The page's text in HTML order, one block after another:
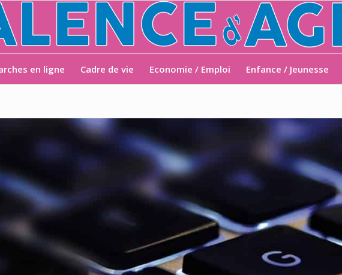
en ligne Cadre de vie Economie / Emploi Enfance / Jeunesse